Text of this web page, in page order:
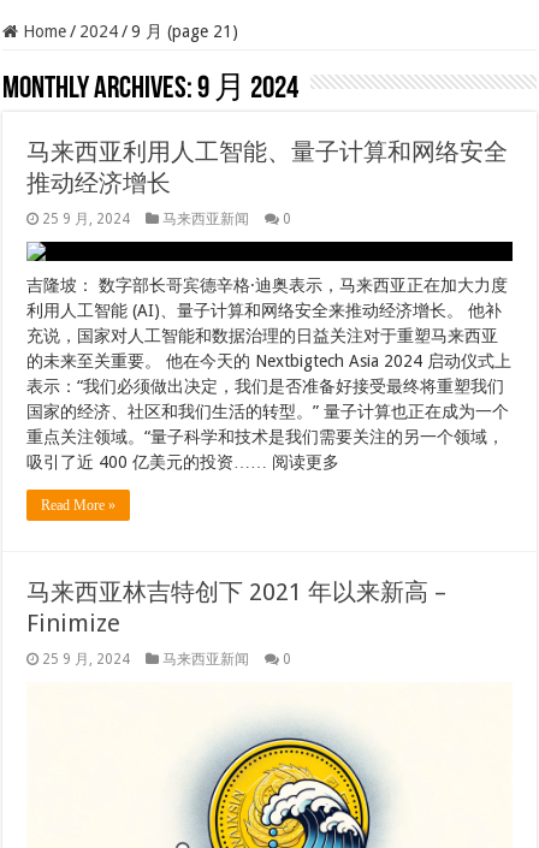
Home / 2024 / 9 月 (page 21)
Monthly Archives:9 月 2024
马来西亚利用人工智能、量子计算和网络安全
推动经济增长
25 9 月, 2024 马来西亚新闻 0
吉隆坡： 数字部长哥宾德辛格·迪奥表示，马来西亚正在加大力度
利用人工智能 (AI)、量子计算和网络安全来推动经济增长。 他补
充说，国家对人工智能和数据治理的日益关注对于重塑马来西亚
的未来至关重要。 他在今天的 Nextbigtech Asia 2024 启动仪式上
表示：“我们必须做出决定，我们是否准备好接受最终将重塑我们
国家的经济、社区和我们生活的转型。” 量子计算也正在成为一个
重点关注领域。“量子科学和技术是我们需要关注的另一个领域，
吸引了近 400 亿美元的投资…… 阅读更多
Read More »
马来西亚林吉特创下 2021 年以来新高 –
Finimize
25 9 月, 2024 马来西亚新闻 0